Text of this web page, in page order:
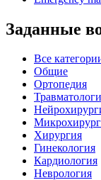
Заданные
Все
Общие
Ортопедия
Хирургия
Гинекология
Кардиология
Неврология